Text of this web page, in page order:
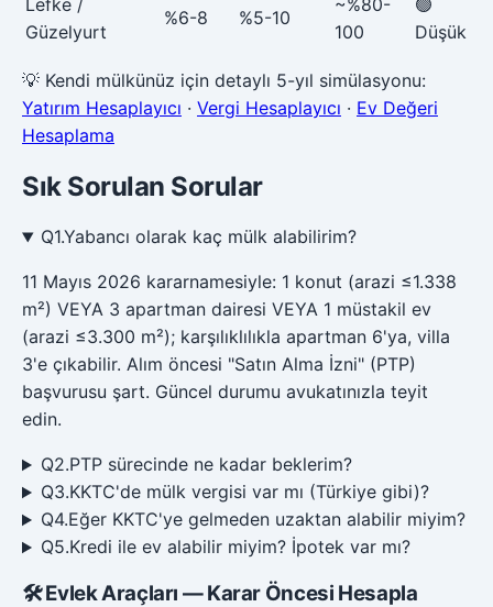
Lefke /
Güzelyurt
%6-8 %5-10
~%80-
100
🟢
Düşük
💡 Kendi mülkünüz için detaylı 5-yıl simülasyonu:
Yatırım Hesaplayıcı · Vergi Hesaplayıcı · Ev Değeri
Hesaplama
Sık Sorulan Sorular
Q1.Yabancı olarak kaç mülk alabilirim?
11 Mayıs 2026 kararnamesiyle: 1 konut (arazi ≤1.338
m²) VEYA 3 apartman dairesi VEYA 1 müstakil ev
(arazi ≤3.300 m²); karşılıklılıkla apartman 6'ya, villa
3'e çıkabilir. Alım öncesi "Satın Alma İzni" (PTP)
başvurusu şart. Güncel durumu avukatınızla teyit
edin.
Q2.PTP sürecinde ne kadar beklerim?
Q3.KKTC'de mülk vergisi var mı (Türkiye gibi)?
Q4.Eğer KKTC'ye gelmeden uzaktan alabilir miyim?
Q5.Kredi ile ev alabilir miyim? İpotek var mı?
🛠️Evlek Araçları — Karar Öncesi Hesapla